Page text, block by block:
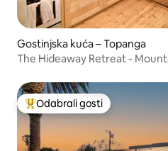
Gostinjska kuća – Topanga
The Hideaway Retreat -
Među najviše rangiranima s
Odabrali gosti